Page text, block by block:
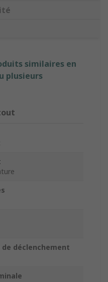
similaires en
plusieurs
déclenchement